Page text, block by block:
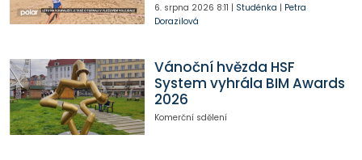
6. srpna 2026 8:11 | Studénka | Petra
Dorazilová
Vánoční hvězda HSF
System vyhrála BIM Awards
2026
Komerční sdělení